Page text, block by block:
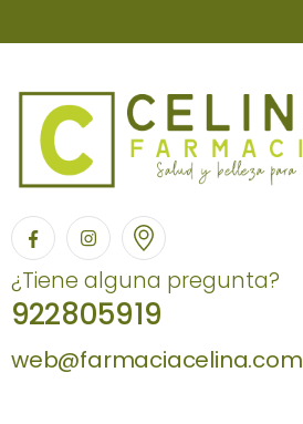
¿Tiene alguna pregunta?
922805919
web@farmaciacelina.com